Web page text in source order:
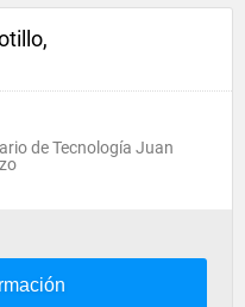
de Tecnología Juan